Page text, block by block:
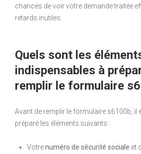
chances de voir votre demande traitée
retards inutiles.
Quels sont les
indispensables à
remplir le formulaire
Avant de remplir le formulaire s6100b, il
préparé les éléments suivants :
Votrenuméro de sécurité sociale et